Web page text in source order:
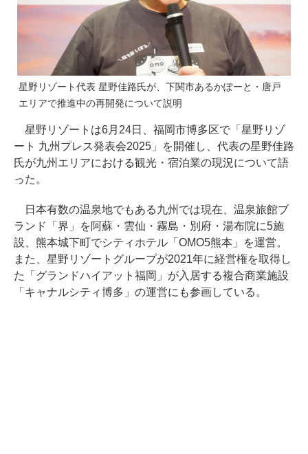
星野リゾート代表 星野佳路氏が、下関市あるかぽーと・唐戸
エリアで推進中の再開発について説明
星野リゾートは6月24日、福岡市博多区で「星野リゾ
ート 九州プレス発表会2025」を開催し、代表の星野佳路
氏が九州エリアにおける観光・宿泊業の現況について語
った。
日本有数の温泉地でもある九州では現在、温泉旅館ブ
ランド「界」を阿蘇・雲仙・霧島・別府・湯布院に5施
設、熊本城下町でシティホテル「OMO5熊本」を運営。
また、星野リゾートグループが2021年に経営権を取得し
た「グランドハイアット福岡」が入居する複合商業施設
「キャナルシティ博多」の運営にも参画している。